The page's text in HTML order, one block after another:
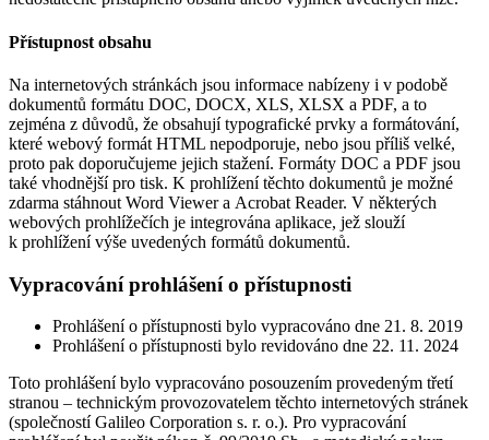
Přístupnost obsahu
Na internetových stránkách jsou informace nabízeny i v podobě
dokumentů formátu DOC, DOCX, XLS, XLSX a PDF, a to
zejména z důvodů, že obsahují typografické prvky a formátování,
které webový formát HTML nepodporuje, nebo jsou příliš velké,
proto pak doporučujeme jejich stažení. Formáty DOC a PDF jsou
také vhodnější pro tisk. K prohlížení těchto dokumentů je možné
zdarma stáhnout Word Viewer a Acrobat Reader. V některých
webových prohlížečích je integrována aplikace, jež slouží
k prohlížení výše uvedených formátů dokumentů.
Vypracování prohlášení o přístupnosti
Prohlášení o přístupnosti bylo vypracováno dne 21. 8. 2019
Prohlášení o přístupnosti bylo revidováno dne 22. 11. 2024
Toto prohlášení bylo vypracováno posouzením provedeným třetí
stranou – technickým provozovatelem těchto internetových stránek
(společností Galileo Corporation s. r. o.). Pro vypracování